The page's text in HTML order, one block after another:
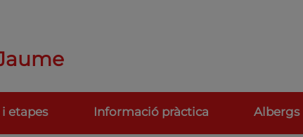
etapes Informació pràctica Albergs